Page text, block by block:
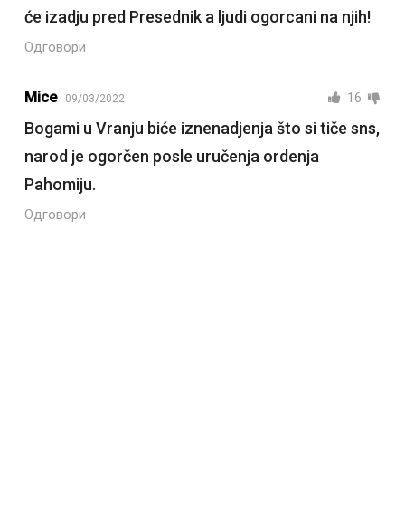
će izadju pred Presednik a ljudi ogorcani na njih!
Одговори
Mice 09/03/2022 16
Bogami u Vranju biće iznenadjenja što si tiče sns,
narod je ogorčen posle uručenja ordenja
Pahomiju.
Одговори